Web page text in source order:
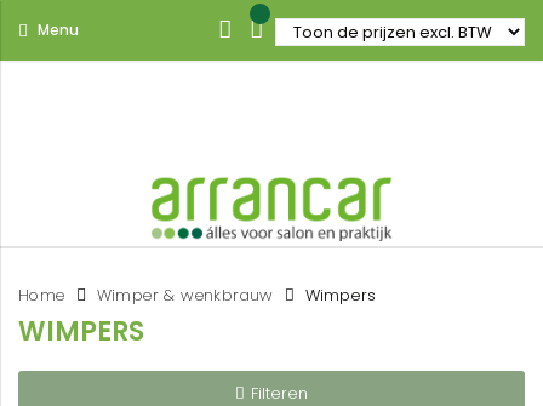
Menu
Home Wimper & wenkbrauw Wimpers
WIMPERS
Filteren